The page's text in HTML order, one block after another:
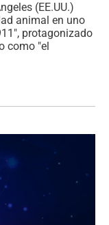
(EE.UU.)
animal en uno
protagonizado
como "el